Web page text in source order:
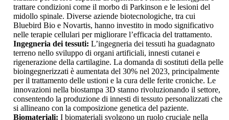
trattare condizioni come il morbo di Parkinson e le lesioni del
midollo spinale. Diverse aziende biotecnologiche, tra cui
Bluebird Bio e Novartis, hanno investito in modo significativo
nelle terapie cellulari per migliorare l’efficacia del trattamento.
Ingegneria dei tessuti: L’ingegneria dei tessuti ha guadagnato
terreno nello sviluppo di organi artificiali, innesti cutanei e
rigenerazione della cartilagine. La domanda di sostituti della pelle
bioingegnerizzati è aumentata del 30% nel 2023, principalmente
per il trattamento delle ustioni e la cura delle ferite croniche. Le
innovazioni nella biostampa 3D stanno rivoluzionando il settore,
consentendo la produzione di innesti di tessuto personalizzati che
si allineano con la composizione genetica del paziente.
Biomateriali: I biomateriali svolgono un ruolo cruciale nella